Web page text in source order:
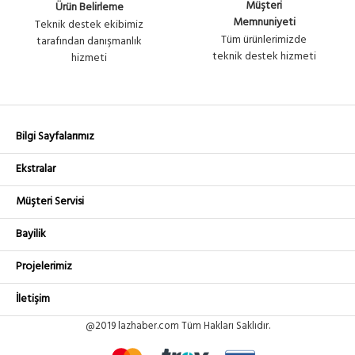
Ürün Belirleme
Teknik destek ekibimiz
tarafından danışmanlık
hizmeti
Müşteri
Memnuniyeti
Tüm ürünlerimizde
teknik destek hizmeti
Bilgi Sayfalarımız
Ekstralar
Müşteri Servisi
Bayilik
Projelerimiz
İletişim
@2019 lazhaber.com Tüm Hakları Saklıdır.